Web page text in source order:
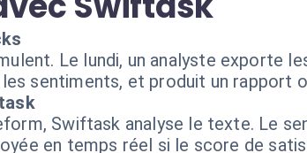
Le lundi, un analyste exporte
sentiments, et produit un rapport
Swiftask analyse le texte. Le
en temps réel si le score de